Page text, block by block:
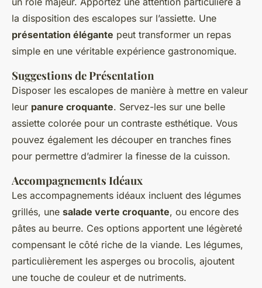
la disposition des escalopes sur l’assiette. Une
présentation élégante peut transformer un repas
simple en une véritable expérience gastronomique.
Suggestions de Présentation
Disposer les escalopes de manière à mettre en valeur
leur panure croquante. Servez-les sur une belle
assiette colorée pour un contraste esthétique. Vous
pouvez également les découper en tranches fines
pour permettre d’admirer la finesse de la cuisson.
Accompagnements Idéaux
Les accompagnements idéaux incluent des légumes
grillés, une salade verte croquante, ou encore des
pâtes au beurre. Ces options apportent une légèreté
compensant le côté riche de la viande. Les légumes,
particulièrement les asperges ou brocolis, ajoutent
une touche de couleur et de nutriments.